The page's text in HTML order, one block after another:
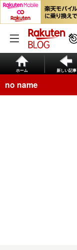
ホーム 新しい記事
no name